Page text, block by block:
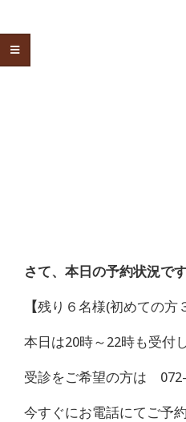
さて、本日の予約状況です
【残り６名様(初めての方
本日は20時～22時も受付
受診をご希望の方は
今すぐにお電話にてご予